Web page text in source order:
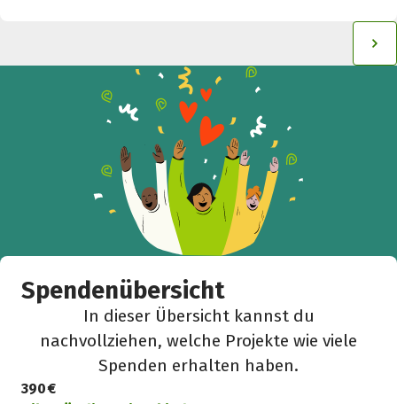
Spendenübersicht
In dieser Übersicht kannst du
nachvollziehen, welche Projekte wie viele
Spenden erhalten haben.
390 €